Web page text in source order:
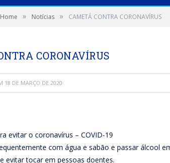
Home » Notícias » CAMETÁ CONTRA CORONAVÍRUS
CORONAVÍRUS
18 DE MARÇO DE 2020
evitar o coronavírus – COVID-19
com água e sabão e passar álcool
evitar tocar em pessoas doentes.